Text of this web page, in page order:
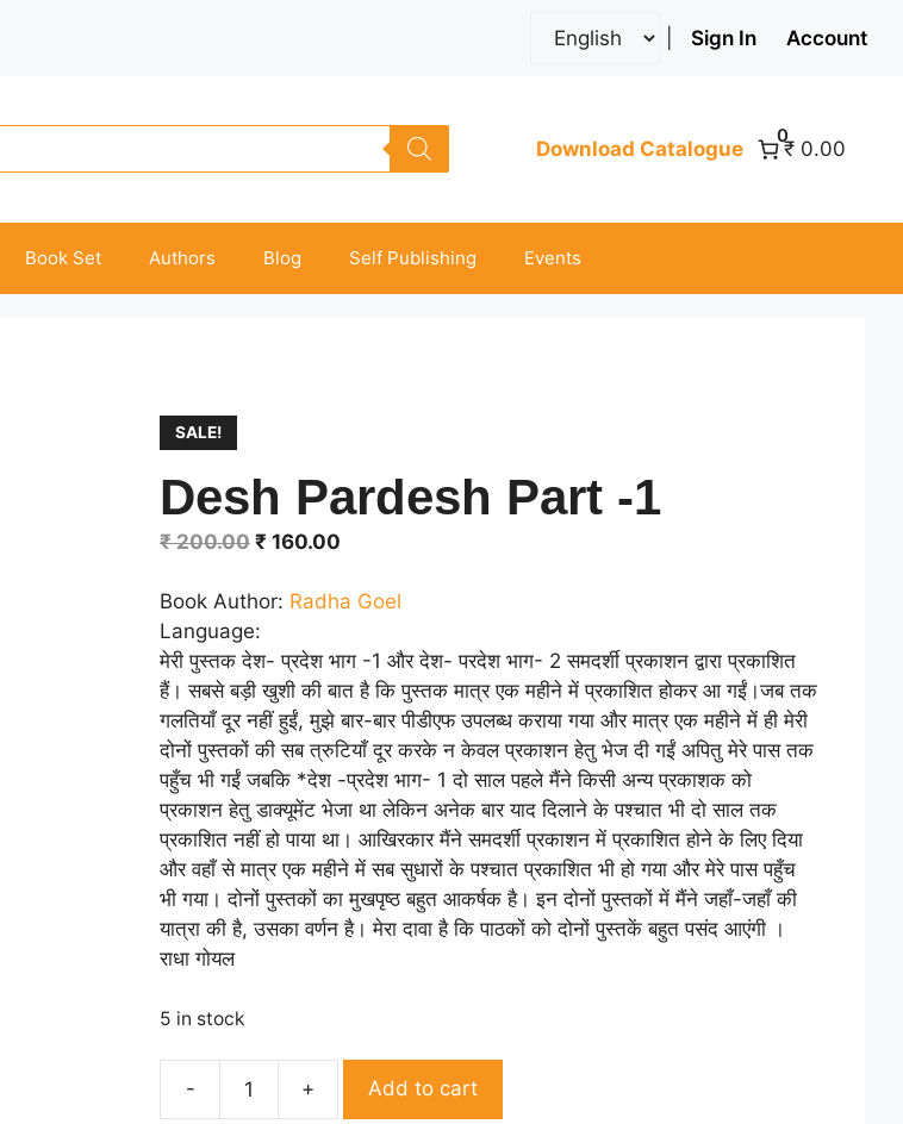
Sign In Account
Download Catalogue
0
₹ 0.00
Book Set Authors Blog Self Publishing Events
SALE!
Desh Pardesh Part -1
₹200.00 Original
was:
₹ 200.00.
₹ 160.00
is:
Book Author: Radha Goel
Language:
मेरी पुस्तक देश- प्रदेश भाग -1 और देश- परदेश भाग- 2 समदर्शी प्रकाशन द्वारा प्रकाशित
हैं। सबसे बड़ी खुशी की बात है कि पुस्तक मात्र एक महीने में प्रकाशित होकर आ गईं।जब तक
गलतियाँ दूर नहीं हुईं, मुझे बार-बार पीडीएफ उपलब्ध कराया गया और मात्र एक महीने में ही मेरी
दोनों पुस्तकों की सब त्रुटियाँ दूर करके न केवल प्रकाशन हेतु भेज दी गईं अपितु मेरे पास तक
पहुँच भी गईं जबकि‌ *देश -प्रदेश भाग- 1 दो साल पहले मैंने किसी अन्य प्रकाशक को
प्रकाशन हेतु डाक्यूमेंट भेजा था लेकिन अनेक बार याद दिलाने के पश्चात भी दो साल तक
प्रकाशित नहीं हो पाया था। आखिरकार मैंने समदर्शी प्रकाशन में प्रकाशित होने के लिए दिया
और वहाँ से मात्र एक महीने में सब सुधारों के पश्चात प्रकाशित भी हो गया और मेरे पास पहुँच
भी गया। दोनों पुस्तकों का मुखपृष्ठ बहुत आकर्षक है। इन दोनों पुस्तकों में मैंने जहाँ-जहाँ की
यात्रा की है, उसका वर्णन है। मेरा दावा है कि पाठकों को दोनों पुस्तकें बहुत पसंद आएंगी ।
राधा गोयल
5 in stock
Add to cart